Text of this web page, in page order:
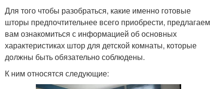
Для того чтобы разобраться, какие именно готовые
шторы предпочтительнее всего приобрести, предлагаем
вам ознакомиться с информацией об основных
характеристиках штор для детской комнаты, которые
должны быть обязательно соблюдены.
К ним относятся следующие: